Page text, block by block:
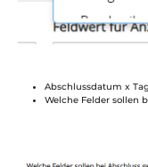
Abschlussdatum x
Welche Felder sollen